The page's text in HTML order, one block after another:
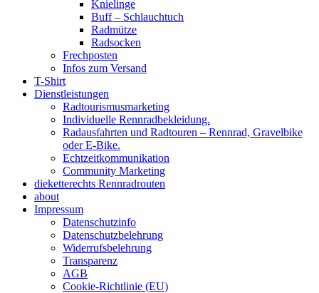
Knielinge
Buff – Schlauchtuch
Radmütze
Radsocken
Frechposten
Infos zum Versand
T-Shirt
Dienstleistungen
Radtourismusmarketing
Individuelle Rennradbekleidung.
Radausfahrten und Radtouren – Rennrad, Gravelbike
oder E-Bike.
Echtzeitkommunikation
Community Marketing
dieketterechts Rennradrouten
about
Impressum
Datenschutzinfo
Datenschutzbelehrung
Widerrufsbelehrung
Transparenz
AGB
Cookie-Richtlinie (EU)